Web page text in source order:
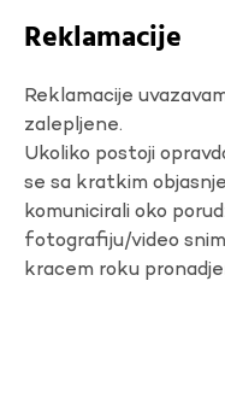
Reklamacije
Reklamacije
zalepljene.
Ukoliko postoji
se sa kratkim
komunicirali oko
fotografiju/video
kracem roku